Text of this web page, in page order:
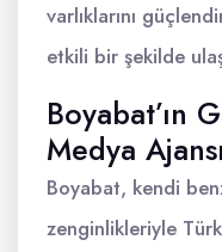
varlıklarını
etkili bir şekilde
Boyabat’ın
Medya
Boyabat, kendi
zenginlikleriyle